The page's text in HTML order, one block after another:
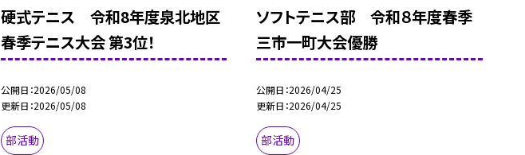
硬式テニス 令和8年度泉北地区
春季テニス大会 第3位！
公開日 2026/05/08
更新日 2026/05/08
部活動
ソフトテニス部 令和８年度春季
三市一町大会優勝
公開日 2026/04/25
更新日 2026/04/25
部活動